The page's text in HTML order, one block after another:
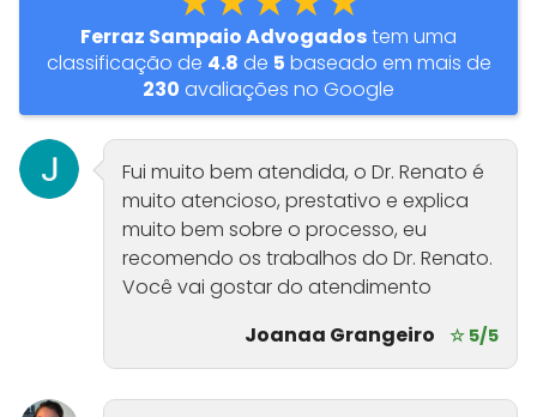
Ferraz Sampaio Advogadostem uma
classificação de 4.8 de 5 baseado em mais de
230 avaliações no Google
Fui muito bem atendida, o Dr. Renato é
muito atencioso, prestativo e explica
muito bem sobre o processo, eu
recomendo os trabalhos do Dr. Renato.
Você vai gostar do atendimento
Joanaa Grangeiro
☆ 5/5